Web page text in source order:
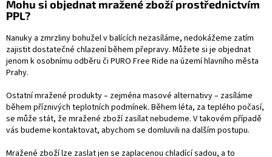
Mohu si objednat mražené zboží prostřednictvím
PPL?
Nanuky a zmrzliny bohužel v balících nezasíláme, nedokážeme zatím
zajistit dostatečné chlazení během přepravy. Můžete si je objednat
jenom k osobnímu odběru či PURO Free Ride na území hlavního města
Prahy.
Ostatní mražené produkty – zejména masové alternativy – zasíláme
během příznivých teplotních podmínek. Během léta, za teplého počasí,
se může stát, že mražené zboží zasílat nebudeme. V takovém případě
vás budeme kontaktovat, abychom se domluvili na dalším postupu.
Mražené zboží lze zaslat jen se zaplacenou chladící sadou, a to